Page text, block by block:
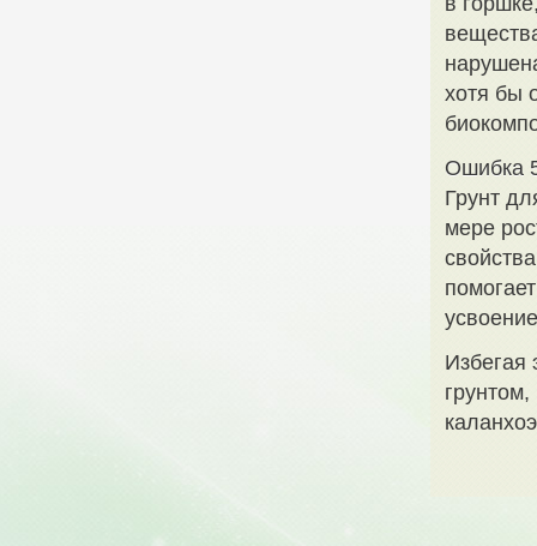
хотя бы
Ошибка
Грунт
мере
Избегая